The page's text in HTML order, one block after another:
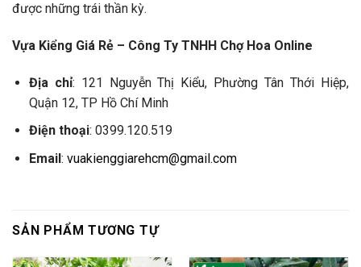
được những trái thần kỳ.
Vựa Kiểng Giá Rẻ – Công Ty TNHH Chợ Hoa Online
Địa chỉ: 121 Nguyễn Thị Kiểu, Phường Tân Thới Hiệp,
Quận 12, TP Hồ Chí Minh
Điện thoại: 0399.120.519
Email: vuakienggiarehcm@gmail.com
SẢN PHẨM TƯƠNG TỰ